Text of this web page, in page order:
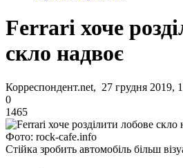
Ferrari хоче
скло надвоє
Корреспондент.net, 27 грудня 2019,
0
1465
Фото: rock-cafe.info
Стійка зробить автомобіль більш